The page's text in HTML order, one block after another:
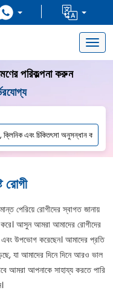
পরিকল্পনা করুন
রোগী
পেরিয়ে রোগীদের স্বাগত জানায়
করে। আসুন আমরা আমাদের রোগীদের
এবং উপভোগ করেছেন। আমাদের প্রতি
যা আমাদের দিনে দিনে আরও ভাল
আমরা আপনাকে সাহায্য করতে পারি